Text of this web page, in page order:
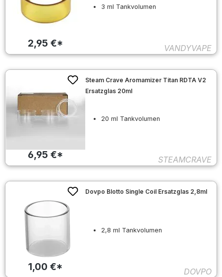
2,95 €*
3 ml Tankvolumen
VANDYVAPE
6,95 €*
Steam Crave Aromamizer Titan RDTA V2
Ersatzglas 20ml
20 ml Tankvolumen
STEAMCRAVE
1,00 €*
Dovpo Blotto Single Coil Ersatzglas 2,8ml
2,8 ml Tankvolumen
DOVPO